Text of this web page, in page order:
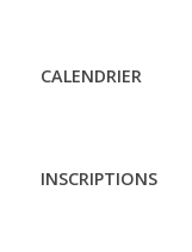
CALENDRIER
INSCRIPTIONS